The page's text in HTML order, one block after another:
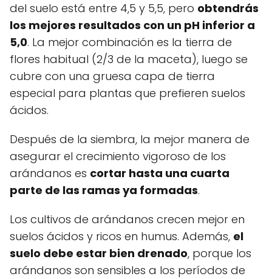
del suelo está entre 4,5 y 5,5, pero obtendrás
los mejores resultados con un pH inferior a
5,0. La mejor combinación es la tierra de
flores habitual (2/3 de la maceta), luego se
cubre con una gruesa capa de tierra
especial para plantas que prefieren suelos
ácidos.
Después de la siembra, la mejor manera de
asegurar el crecimiento vigoroso de los
arándanos es cortar hasta una cuarta
parte de las ramas ya formadas.
Los cultivos de arándanos crecen mejor en
suelos ácidos y ricos en humus. Además, el
suelo debe estar bien drenado, porque los
arándanos son sensibles a los períodos de